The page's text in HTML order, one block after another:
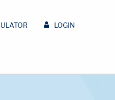
LOGIN